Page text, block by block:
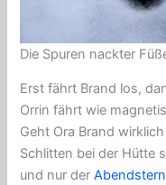
Die Spuren nackter
Erst fährt Brand los,
Orrin fährt wie
Geht Ora Brand
Schlitten bei der Hütte
und nur derAbendstern